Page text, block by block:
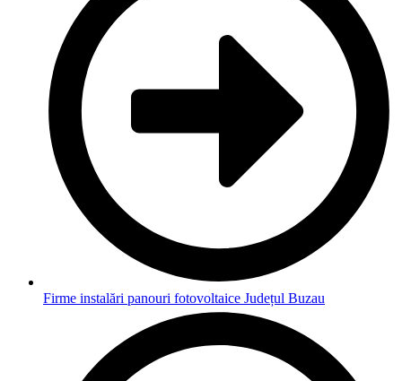
Firme instalări panouri fotovoltaice Județul Buzau